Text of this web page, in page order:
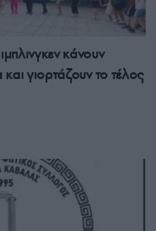
κάνουν
γιορτάζουν το τέλος